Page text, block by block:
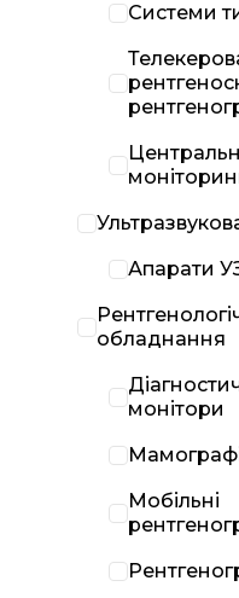
Системи
Апарати
обладнання
монітори
Мобільні